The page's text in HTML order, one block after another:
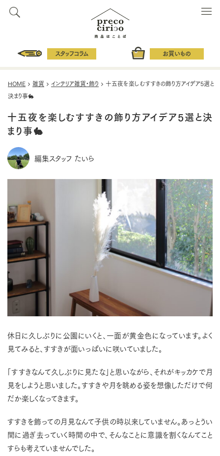
スタッフコラム お買いもの
HOME 雑貨 インテリア雑貨・飾り
十五夜を楽しむすすきの飾り方アイデア5選と
決まり事🐇
十五夜を楽しむすすきの飾り方アイデア5選と決
まり事🐇
編集スタッフ たいら
休日に久しぶりに公園にいくと、一面が黄金色になっています。よく
見てみると、すすきが面いっぱいに咲いていました。
「すすきなんて久しぶりに見たな」と思いながら、それがキッカケで月
見をしようと思いました。すすきや月を眺める姿を想像しただけで何
だか楽しくなってきます。
すすきを飾っての月見なんて子供の時以来していません。あっとうい
間に過ぎ去っていく時間の中で、そんなことに意識を割くなんてこと
すらも考えていませんでした。